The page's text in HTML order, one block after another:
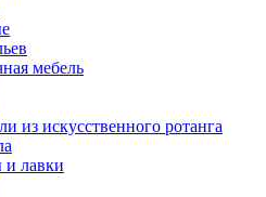
мебель
из искусственного ротанга
лавки